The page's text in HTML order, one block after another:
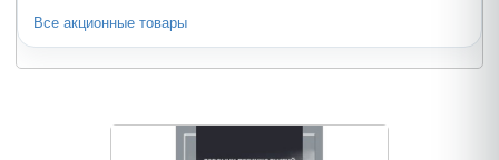
Все акционные товары